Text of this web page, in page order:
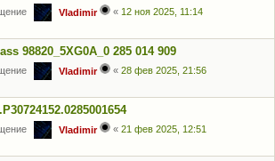
Vladimir « 12 ноя 2025, 11:14
98820_5XG0A_0 285 014 909
Vladimir « 28 фев 2025, 21:56
Vladimir « 21 фев 2025, 12:51